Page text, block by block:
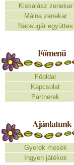
Kiskalász zenekar
Málna zenekar
Napsugár együttes
Főmenü
Főoldal
Kapcsolat
Partnerek
Ajánlatunk
Gyerek mesék
Ingyen játékok